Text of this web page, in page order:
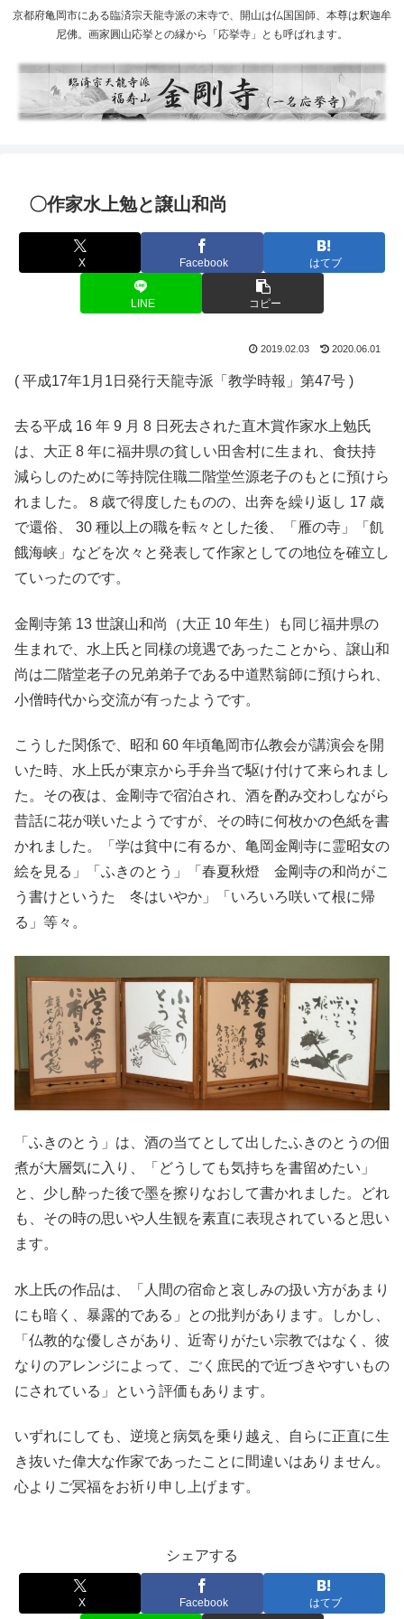
京都府亀岡市にある臨済宗天龍寺派の末寺で、開山は仏国国師、本尊は釈迦牟
尼佛。画家圓山応挙との縁から「応挙寺」とも呼ばれます。
〇作家水上勉と譲山和尚
X Facebook はてブ
LINE コピー
2019.02.03 2020.06.01
( 平成17年1月1日発行天龍寺派「教学時報」第47号 )
去る平成 16 年 9 月 8 日死去された直木賞作家水上勉氏
は、大正 8 年に福井県の貧しい田舎村に生まれ、食扶持
減らしのために等持院住職二階堂竺源老子のもとに預けら
れました。８歳で得度したものの、出奔を繰り返し 17 歳
で還俗、 30 種以上の職を転々とした後、「雁の寺」「飢
餓海峡」などを次々と発表して作家としての地位を確立し
ていったのです。
金剛寺第 13 世譲山和尚（大正 10 年生）も同じ福井県の
生まれで、水上氏と同様の境遇であったことから、譲山和
尚は二階堂老子の兄弟弟子である中道黙翁師に預けられ、
小僧時代から交流が有ったようです。
こうした関係で、昭和 60 年頃亀岡市仏教会が講演会を開
いた時、水上氏が東京から手弁当で駆け付けて来られまし
た。その夜は、金剛寺で宿泊され、酒を酌み交わしながら
昔話に花が咲いたようですが、その時に何枚かの色紙を書
かれました。「学は貧中に有るか、亀岡金剛寺に霊昭女の
絵を見る」「ふきのとう」「春夏秋燈 金剛寺の和尚がこ
う書けというた 冬はいやか」「いろいろ咲いて根に帰
る」等々。
「ふきのとう」は、酒の当てとして出したふきのとうの佃
煮が大層気に入り、「どうしても気持ちを書留めたい」
と、少し酔った後で墨を擦りなおして書かれました。どれ
も、その時の思いや人生観を素直に表現されていると思い
ます。
水上氏の作品は、「人間の宿命と哀しみの扱い方があまり
にも暗く、暴露的である」との批判があります。しかし、
「仏教的な優しさがあり、近寄りがたい宗教ではなく、彼
なりのアレンジによって、ごく庶民的で近づきやすいもの
にされている」という評価もあります。
いずれにしても、逆境と病気を乗り越え、自らに正直に生
き抜いた偉大な作家であったことに間違いはありません。
心よりご冥福をお祈り申し上げます。
シェアする
X Facebook はてブ